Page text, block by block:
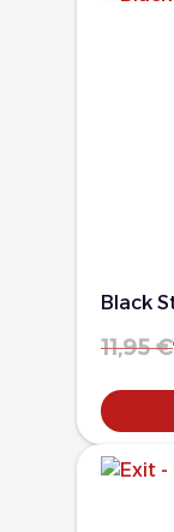
Black
11,95€